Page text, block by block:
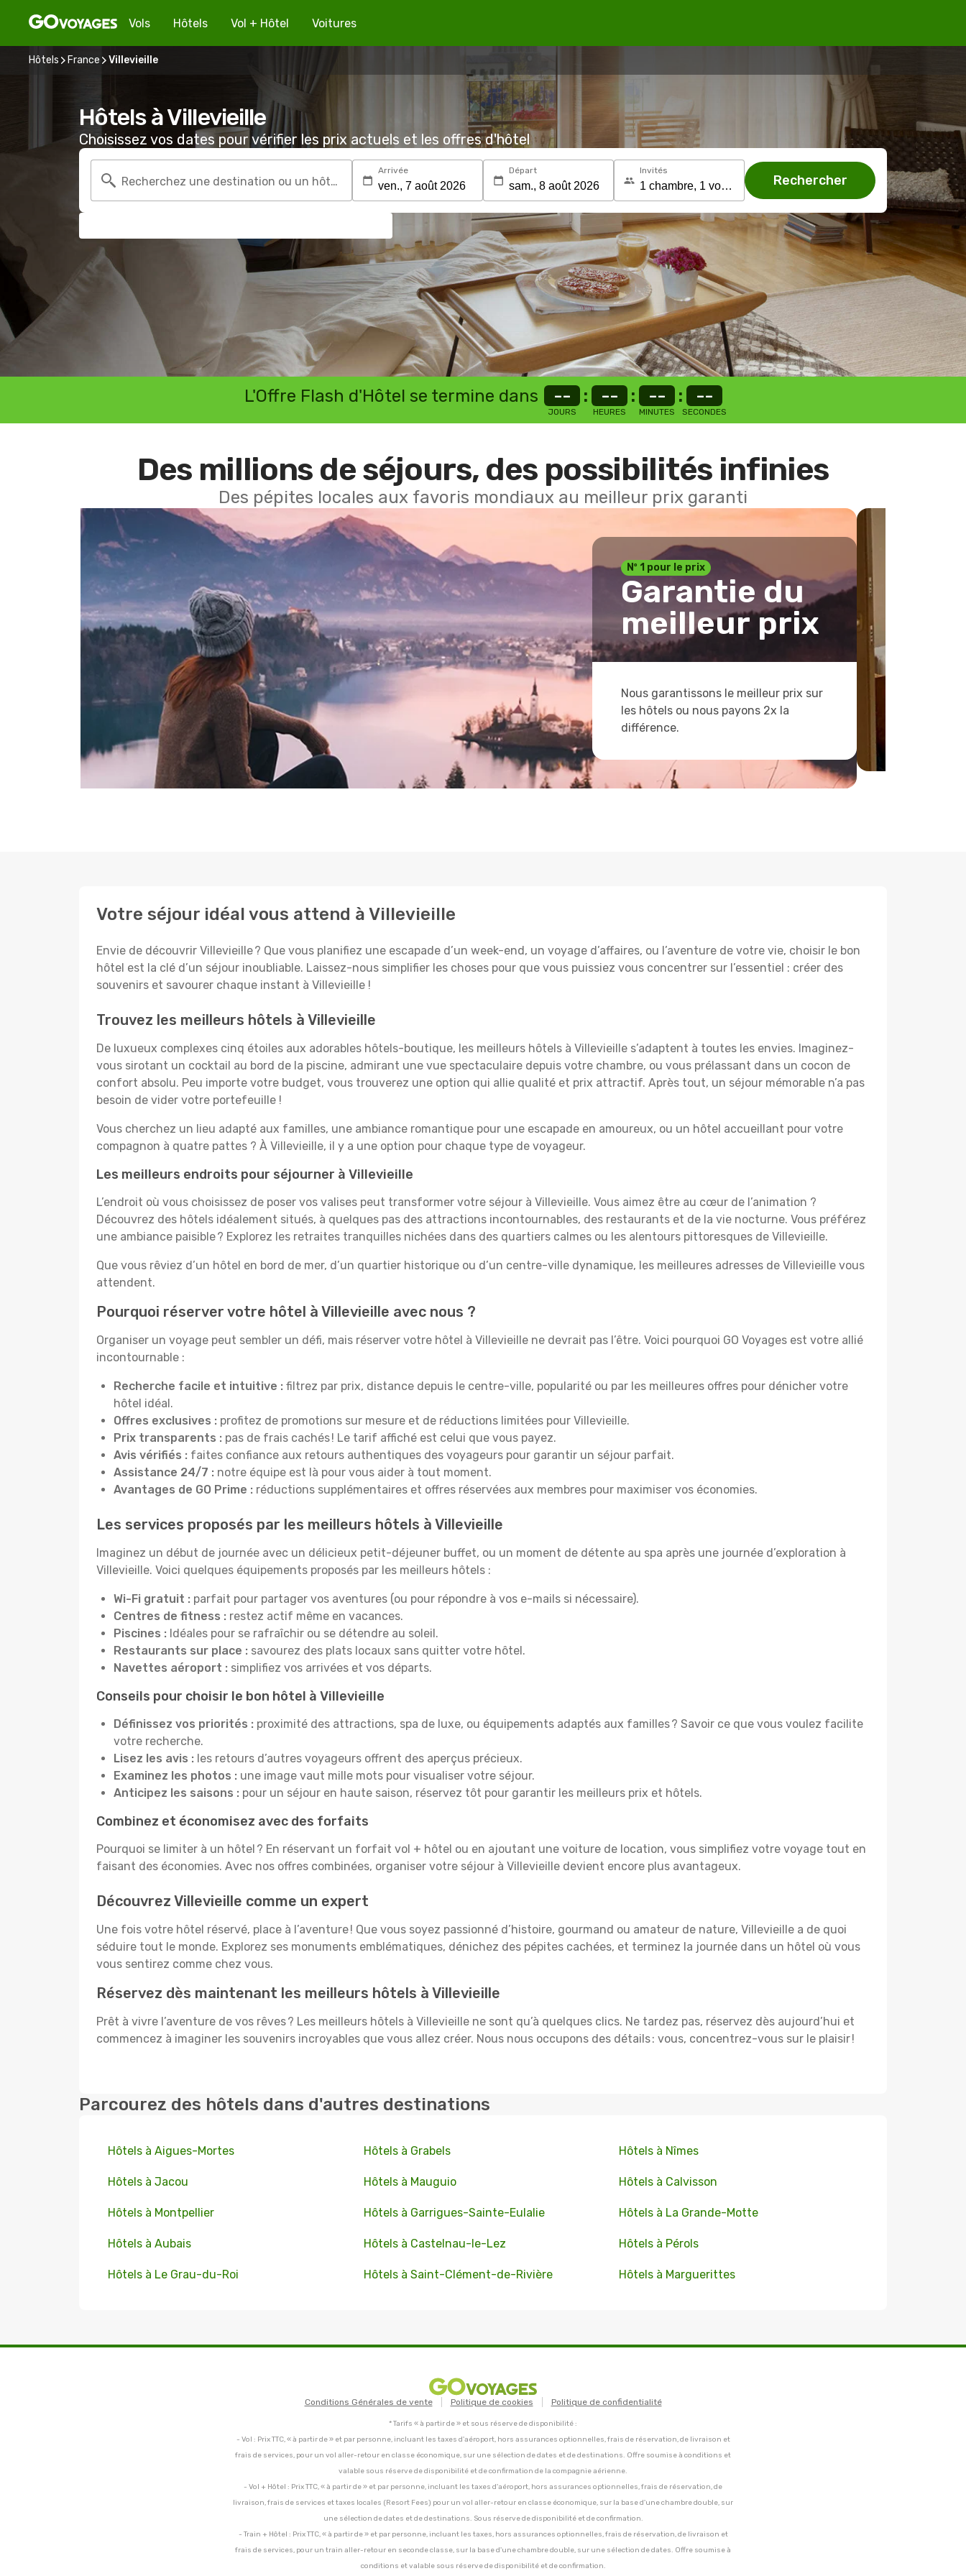
Vols Hôtels Vol + Hôtel Voitures
Hôtels France Villevieille
Hôtels à Villevieille
Choisissez vos dates pour vérifier les prix actuels et les offres d'hôtel
Recherchez une destination ou un hôtel
Arrivée Départ Invités
Rechercher
L'Offre Flash d'Hôtel se termine dans --
JOURS
: --
HEURES
: --
MINUTES
: --
SECONDES
Des millions de séjours, des possibilités infinies
Des pépites locales aux favoris mondiaux au meilleur prix garanti
Nº 1 pour le prix
Garantie du
meilleur prix
Nous garantissons le meilleur prix sur
les hôtels ou nous payons 2x la
différence.
Votre séjour idéal vous attend à Villevieille
Envie de découvrir Villevieille ? Que vous planifiez une escapade d’un week-end, un voyage d’affaires, ou l’aventure de votre vie, choisir le bon
hôtel est la clé d’un séjour inoubliable. Laissez-nous simplifier les choses pour que vous puissiez vous concentrer sur l’essentiel : créer des
souvenirs et savourer chaque instant à Villevieille !
Trouvez les meilleurs hôtels à Villevieille
De luxueux complexes cinq étoiles aux adorables hôtels-boutique, les meilleurs hôtels à Villevieille s’adaptent à toutes les envies. Imaginez-
vous sirotant un cocktail au bord de la piscine, admirant une vue spectaculaire depuis votre chambre, ou vous prélassant dans un cocon de
confort absolu. Peu importe votre budget, vous trouverez une option qui allie qualité et prix attractif. Après tout, un séjour mémorable n’a pas
besoin de vider votre portefeuille !
Vous cherchez un lieu adapté aux familles, une ambiance romantique pour une escapade en amoureux, ou un hôtel accueillant pour votre
compagnon à quatre pattes ? À Villevieille, il y a une option pour chaque type de voyageur.
Les meilleurs endroits pour séjourner à Villevieille
L’endroit où vous choisissez de poser vos valises peut transformer votre séjour à Villevieille. Vous aimez être au cœur de l’animation ?
Découvrez des hôtels idéalement situés, à quelques pas des attractions incontournables, des restaurants et de la vie nocturne. Vous préférez
une ambiance paisible ? Explorez les retraites tranquilles nichées dans des quartiers calmes ou les alentours pittoresques de Villevieille.
Que vous rêviez d’un hôtel en bord de mer, d’un quartier historique ou d’un centre-ville dynamique, les meilleures adresses de Villevieille vous
attendent.
Pourquoi réserver votre hôtel à Villevieille avec nous ?
Organiser un voyage peut sembler un défi, mais réserver votre hôtel à Villevieille ne devrait pas l’être. Voici pourquoi GO Voyages est votre allié
incontournable :
Recherche facile et intuitive : filtrez par prix, distance depuis le centre-ville, popularité ou par les meilleures offres pour dénicher votre
hôtel idéal.
Offres exclusives : profitez de promotions sur mesure et de réductions limitées pour Villevieille.
Prix transparents : pas de frais cachés ! Le tarif affiché est celui que vous payez.
Avis vérifiés : faites confiance aux retours authentiques des voyageurs pour garantir un séjour parfait.
Assistance 24/7 : notre équipe est là pour vous aider à tout moment.
Avantages de GO Prime : réductions supplémentaires et offres réservées aux membres pour maximiser vos économies.
Les services proposés par les meilleurs hôtels à Villevieille
Imaginez un début de journée avec un délicieux petit-déjeuner buffet, ou un moment de détente au spa après une journée d’exploration à
Villevieille. Voici quelques équipements proposés par les meilleurs hôtels :
Wi-Fi gratuit : parfait pour partager vos aventures (ou pour répondre à vos e-mails si nécessaire).
Centres de fitness : restez actif même en vacances.
Piscines : Idéales pour se rafraîchir ou se détendre au soleil.
Restaurants sur place : savourez des plats locaux sans quitter votre hôtel.
Navettes aéroport : simplifiez vos arrivées et vos départs.
Conseils pour choisir le bon hôtel à Villevieille
Définissez vos priorités : proximité des attractions, spa de luxe, ou équipements adaptés aux familles ? Savoir ce que vous voulez facilite
votre recherche.
Lisez les avis : les retours d’autres voyageurs offrent des aperçus précieux.
Examinez les photos : une image vaut mille mots pour visualiser votre séjour.
Anticipez les saisons : pour un séjour en haute saison, réservez tôt pour garantir les meilleurs prix et hôtels.
Combinez et économisez avec des forfaits
Pourquoi se limiter à un hôtel ? En réservant un forfait vol + hôtel ou en ajoutant une voiture de location, vous simplifiez votre voyage tout en
faisant des économies. Avec nos offres combinées, organiser votre séjour à Villevieille devient encore plus avantageux.
Découvrez Villevieille comme un expert
Une fois votre hôtel réservé, place à l’aventure ! Que vous soyez passionné d’histoire, gourmand ou amateur de nature, Villevieille a de quoi
séduire tout le monde. Explorez ses monuments emblématiques, dénichez des pépites cachées, et terminez la journée dans un hôtel où vous
vous sentirez comme chez vous.
Réservez dès maintenant les meilleurs hôtels à Villevieille
Prêt à vivre l’aventure de vos rêves ? Les meilleurs hôtels à Villevieille ne sont qu’à quelques clics. Ne tardez pas, réservez dès aujourd’hui et
commencez à imaginer les souvenirs incroyables que vous allez créer. Nous nous occupons des détails : vous, concentrez-vous sur le plaisir !
Parcourez des hôtels dans d'autres destinations
Hôtels à Aigues-Mortes Hôtels à Grabels Hôtels à Nîmes
Hôtels à Jacou Hôtels à Mauguio Hôtels à Calvisson
Hôtels à Montpellier Hôtels à Garrigues-Sainte-Eulalie Hôtels à La Grande-Motte
Hôtels à Aubais Hôtels à Castelnau-le-Lez Hôtels à Pérols
Hôtels à Le Grau-du-Roi Hôtels à Saint-Clément-de-Rivière Hôtels à Marguerittes
Conditions Générales de vente Politique de cookies Politique de confidentialité
* Tarifs « à partir de » et sous réserve de disponibilité :
- Vol : Prix TTC, « à partir de » et par personne, incluant les taxes d'aéroport, hors assurances optionnelles, frais de réservation, de livraison et
frais de services, pour un vol aller-retour en classe économique, sur une sélection de dates et de destinations. Offre soumise à conditions et
valable sous réserve de disponibilité et de confirmation de la compagnie aérienne.
- Vol + Hôtel : Prix TTC, « à partir de » et par personne, incluant les taxes d'aéroport, hors assurances optionnelles, frais de réservation, de
livraison, frais de services et taxes locales (Resort Fees) pour un vol aller-retour en classe économique, sur la base d'une chambre double, sur
une sélection de dates et de destinations. Sous réserve de disponibilité et de confirmation.
- Train + Hôtel : Prix TTC, « à partir de » et par personne, incluant les taxes, hors assurances optionnelles, frais de réservation, de livraison et
frais de services, pour un train aller-retour en seconde classe, sur la base d'une chambre double, sur une sélection de dates. Offre soumise à
conditions et valable sous réserve de disponibilité et de confirmation.